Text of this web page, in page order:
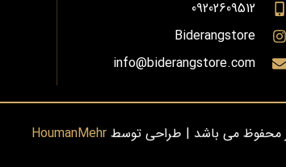
0 ارتباط با فروشگاه
09202609512
Biderangstore
info@biderangstore.com
محفوظ می باشد | طراحی توسطHoumanMehr